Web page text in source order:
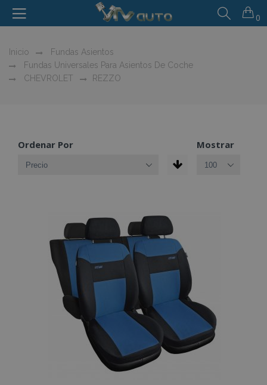
0
Inicio
Fundas Asientos
Fundas Universales Para Asientos De Coche
CHEVROLET
REZZO
Ordenar Por Mostrar